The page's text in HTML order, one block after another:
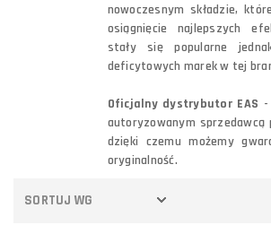
nowoczesnym składzie,
osiągnięcie najlepszych
stały się popularne
deficytowych marek w tej
Oficjalny dystrybutor EAS
autoryzowanym sprzedawcą
dzięki czemu możemy
oryginalność.
SORTUJ WG